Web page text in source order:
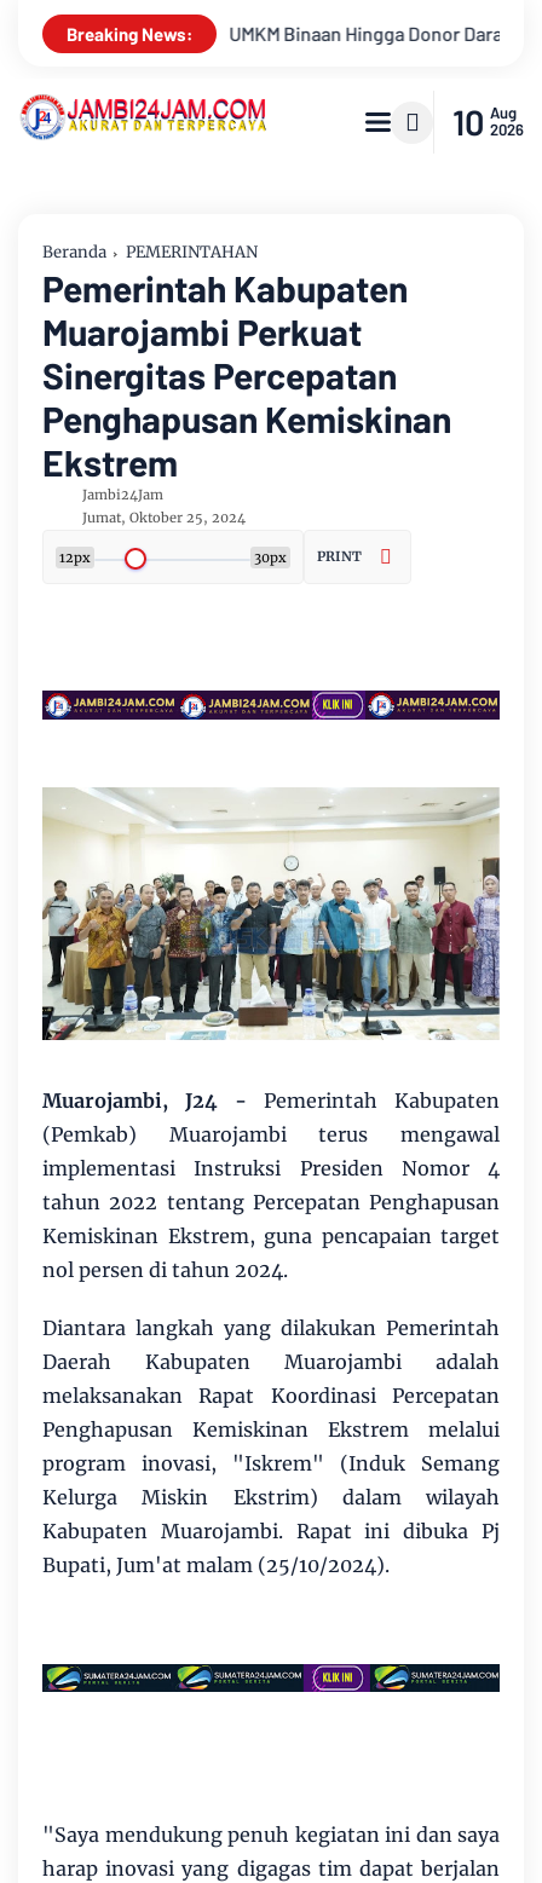
Breaking News:
Darah Semarakkan HUT RI Ke-81 Di PTPN IV Regional IV
10 Aug
2026
Beranda PEMERINTAHAN
Pemerintah Kabupaten
Muarojambi Perkuat
Sinergitas Percepatan
Penghapusan Kemiskinan
Ekstrem
Jambi24Jam
Jumat, Oktober 25, 2024
12px 30px PRINT
Muarojambi, J24 - Pemerintah Kabupaten
(Pemkab) Muarojambi terus mengawal
implementasi Instruksi Presiden Nomor 4
tahun 2022 tentang Percepatan Penghapusan
Kemiskinan Ekstrem, guna pencapaian target
nol persen di tahun 2024.
Diantara langkah yang dilakukan Pemerintah
Daerah Kabupaten Muarojambi adalah
melaksanakan Rapat Koordinasi Percepatan
Penghapusan Kemiskinan Ekstrem melalui
program inovasi, "Iskrem" (Induk Semang
Kelurga Miskin Ekstrim) dalam wilayah
Kabupaten Muarojambi. Rapat ini dibuka Pj
Bupati, Jum'at malam (25/10/2024).
"Saya mendukung penuh kegiatan ini dan saya
harap inovasi yang digagas tim dapat berjalan